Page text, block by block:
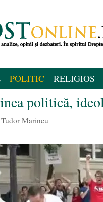
POLITIC RELIGIOS
politică,
Tudor Marincu